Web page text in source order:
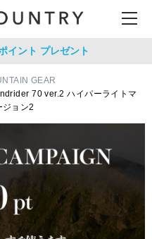
イント プレゼント
GEAR
70 ver.2 ハイパーライトマ
ジョン2